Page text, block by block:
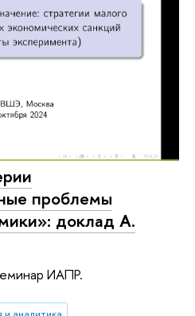
проблемы
доклад А.
ИАПР.